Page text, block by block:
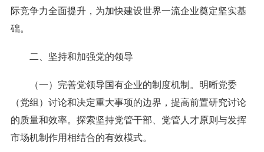
际竞争力全面提升，为加快建设世界一流企业奠定坚实基
础。
二、坚持和加强党的领导
（一）完善党领导国有企业的制度机制。明晰党委
（党组）讨论和决定重大事项的边界，提高前置研究讨论
的质量和效率。探索坚持党管干部、党管人才原则与发挥
市场机制作用相结合的有效模式。